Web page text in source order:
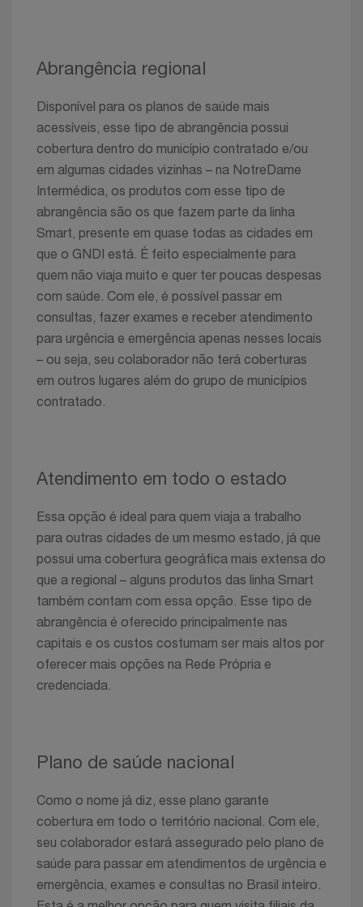
Abrangência regional
Disponível para os planos de saúde mais
acessíveis, esse tipo de abrangência possui
cobertura dentro do município contratado e/ou
em algumas cidades vizinhas – na NotreDame
Intermédica, os produtos com esse tipo de
abrangência são os que fazem parte da linha
Smart, presente em quase todas as cidades em
que o GNDI está. É feito especialmente para
quem não viaja muito e quer ter poucas despesas
com saúde. Com ele, é possível passar em
consultas, fazer exames e receber atendimento
para urgência e emergência apenas nesses locais
– ou seja, seu colaborador não terá coberturas
em outros lugares além do grupo de municípios
contratado.
Atendimento em todo o estado
Essa opção é ideal para quem viaja a trabalho
para outras cidades de um mesmo estado, já que
possui uma cobertura geográfica mais extensa do
que a regional – alguns produtos das linha Smart
também contam com essa opção. Esse tipo de
abrangência é oferecido principalmente nas
capitais e os custos costumam ser mais altos por
oferecer mais opções na Rede Própria e
credenciada.
Plano de saúde nacional
Como o nome já diz, esse plano garante
cobertura em todo o território nacional. Com ele,
seu colaborador estará assegurado pelo plano de
saúde para passar em atendimentos de urgência e
emergência, exames e consultas no Brasil inteiro.